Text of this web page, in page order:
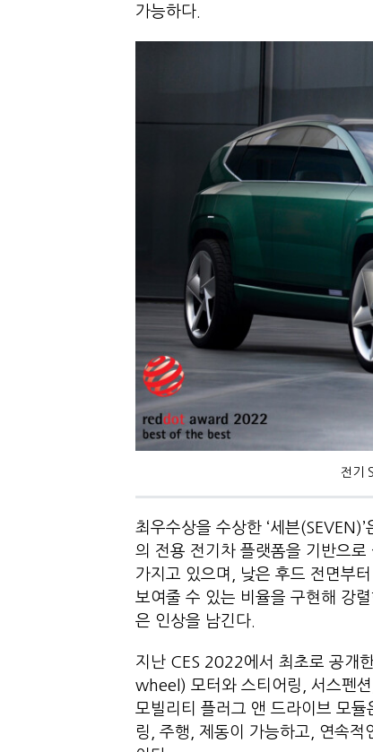
가능하다.
전기
최우수상을 수상한 ‘세븐
의 전용 전기차 플랫폼을 기반으
가지고 있으며, 낮은 후드 전면부
보여줄 수 있는 비율을 구현해 강
은 인상을 남긴다.
지난 CES 2022에서 최초로 공개
wheel) 모터와 스티어링, 서스펜
모빌리티 플러그 앤 드라이브 모
링, 주행, 제동이 가능하고, 연속